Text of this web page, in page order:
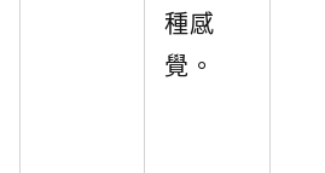
種感
覺。